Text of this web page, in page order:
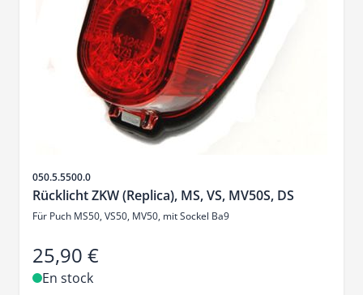
SKU
050.5.5500.0
Rücklicht ZKW (Replica), MS, VS, MV50S, DS
Für Puch MS50, VS50, MV50, mit Sockel Ba9
25,90 €
En stock